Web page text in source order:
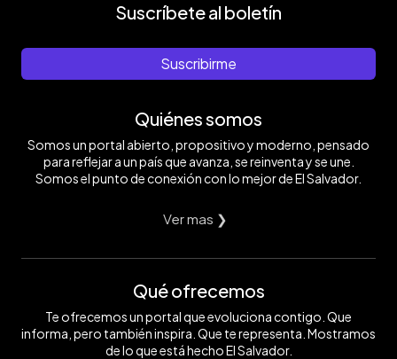
Suscríbete al boletín
Suscribirme
Quiénes somos
Somos un portal abierto, propositivo y moderno, pensado
para reflejar a un país que avanza, se reinventa y se une.
Somos el punto de conexión con lo mejor de El Salvador.
Ver mas ❯
Qué ofrecemos
Te ofrecemos un portal que evoluciona contigo. Que
informa, pero también inspira. Que te representa. Mostramos
de lo que está hecho El Salvador.